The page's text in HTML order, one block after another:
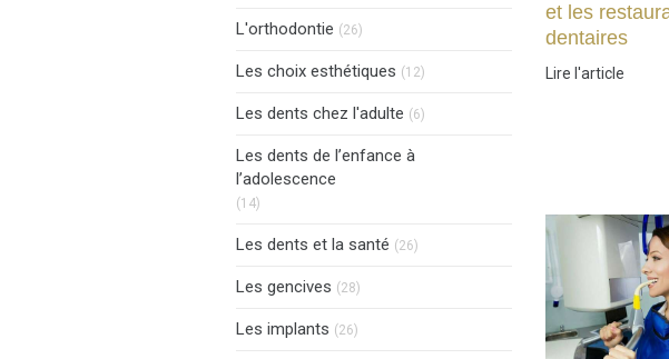
et les
dentaires
Lire l'article
L'orthodontie (26)
Les choix esthétiques (12)
Les dents chez l'adulte (6)
Les dents de l’enfance à
l’adolescence
(14)
Les dents et la santé (26)
Les gencives (28)
Les implants (26)